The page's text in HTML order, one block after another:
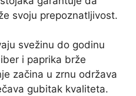
svoju prepoznatljivost.
svežinu do godinu
i paprika brže
začina u zrnu održava
gubitak kvaliteta.